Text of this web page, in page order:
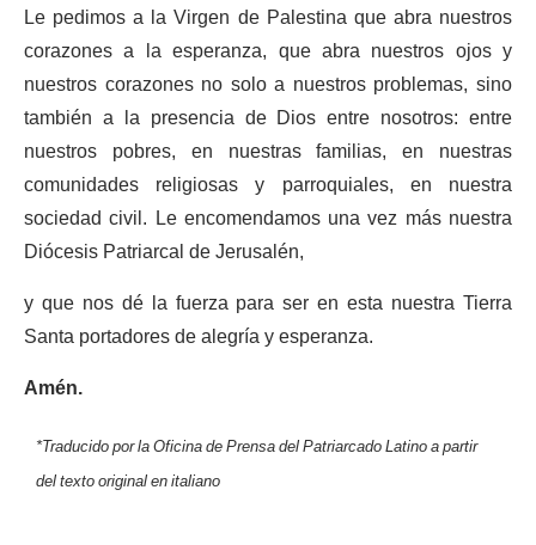
Le pedimos a la Virgen de Palestina que abra nuestros
corazones a la esperanza, que abra nuestros ojos y
nuestros corazones no solo a nuestros problemas, sino
también a la presencia de Dios entre nosotros: entre
nuestros pobres, en nuestras familias, en nuestras
comunidades religiosas y parroquiales, en nuestra
sociedad civil. Le encomendamos una vez más nuestra
Diócesis Patriarcal de Jerusalén,
y que nos dé la fuerza para ser en esta nuestra Tierra
Santa portadores de alegría y esperanza.
Amén.
*Traducido por la Oficina de Prensa del Patriarcado Latino a partir
del texto original en italiano